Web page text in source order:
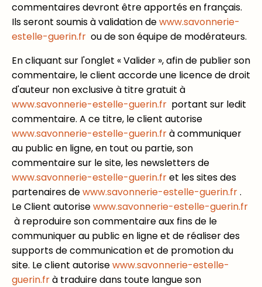
commentaires devront être apportés en français.
Ils seront soumis à validation dewww.savonnerie-
estelle-guerin.fr ou de son équipe de modérateurs.
En cliquant sur l'onglet « Valider », afin de publier son
commentaire, le client accorde une licence de droit
d'auteur non exclusive à titre gratuit à
www.savonnerie-estelle-guerin.fr portant sur ledit
commentaire. A ce titre, le client autorise
www.savonnerie-estelle-guerin.frà communiquer
au public en ligne, en tout ou partie, son
commentaire sur le site, les newsletters de
www.savonnerie-estelle-guerin.fret les sites des
partenaires dewww.savonnerie-estelle-guerin.fr.
Le Client autorisewww.savonnerie-estelle-guerin.fr
à reproduire son commentaire aux fins de le
communiquer au public en ligne et de réaliser des
supports de communication et de promotion du
site. Le client autorisewww.savonnerie-estelle-
guerin.frà traduire dans toute langue son